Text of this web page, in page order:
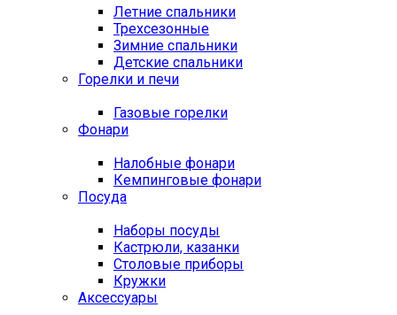
Летние спальники
Трехсезонные
Зимние спальники
Детские спальники
Горелки и печи
Газовые горелки
Фонари
Налобные фонари
Кемпинговые фонари
Посуда
Наборы посуды
Кастрюли, казанки
Столовые приборы
Кружки
Аксессуары